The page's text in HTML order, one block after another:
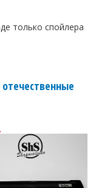
только спойлера